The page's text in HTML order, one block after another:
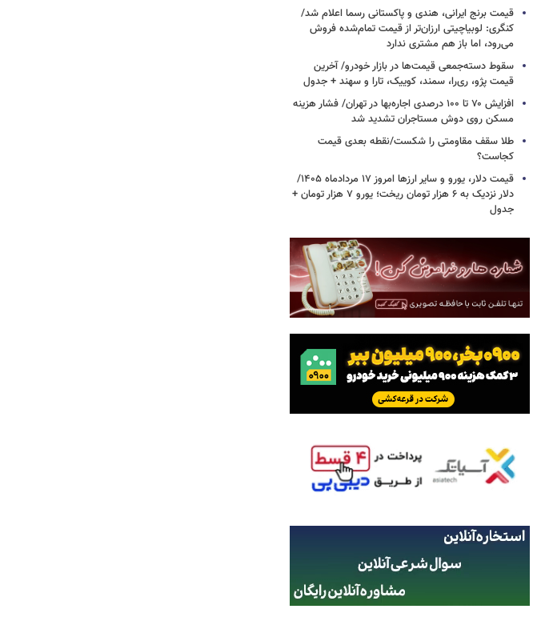
قیمت برنج ایرانی، هندی و پاکستانی رسما اعلام شد/
کنگری: لوبیاچیتی ارزان‌تر از قیمت تمام‌شده فروش
می‌رود، اما باز هم مشتری ندارد
سقوط دسته‌جمعی قیمت‌ها در بازار خودرو/ آخرین
قیمت پژو، ری‌را، سمند، کوییک، تارا و سهند + جدول
افزایش ۷۰ تا ۱۰۰ درصدی اجاره‌بها در تهران/ فشار هزینه
مسکن روی دوش مستاجران تشدید شد
طلا سقف مقاومتی را شکست/نقطه بعدی قیمت
کجاست؟
قیمت دلار، یورو و سایر ارزها امروز ۱۷ مردادماه ۱۴۰۵/
دلار نزدیک به ۶ هزار تومان ریخت؛ یورو ۷ هزار تومان +
جدول